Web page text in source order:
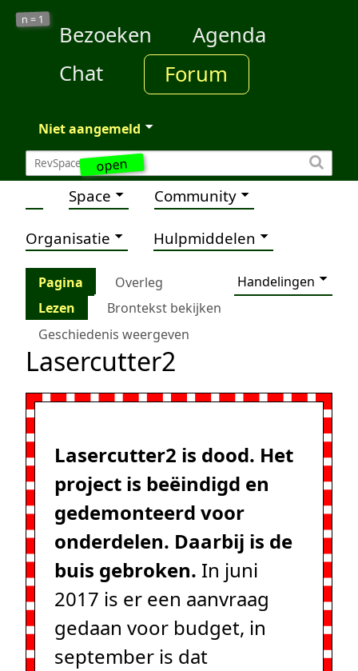
open
n = 1
Bezoeken
Agenda
Chat
Forum
Niet aangemeld
Space Community
Organisatie Hulpmiddelen
Pagina Overleg
Handelingen
Lezen
Brontekst bekijken
Geschiedenis weergeven
Lasercutter2
Lasercutter2 is dood. Het
project is beëindigd en
gedemonteerd voor
onderdelen. Daarbij is de
buis gebroken. In juni
2017 is er een aanvraag
gedaan voor budget, in
september is dat